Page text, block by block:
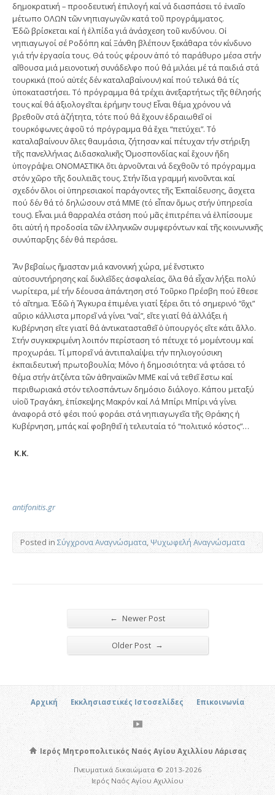
δημοκρατική – προοδευτική ἐπιλογή καί νά διασπάσει τό ἑνιαῖο
μέτωπο ΟΛΩΝ τῶν νηπιαγωγῶν κατά τοῦ προγράμματος.
Ἐδῶ βρίσκεται καί ἡ ἐλπίδα γιά ἀνάσχεση τοῦ κινδύνου. Οἱ
νηπιαγωγοί σέ Ροδόπη καί Ξάνθη βλέπουν ξεκάθαρα τόν κίνδυνο
γιά τήν ἐργασία τους. Θά τούς φέρουν ἀπό τό παράθυρο μέσα στήν
αἴθουσα μιά μειονοτική συνάδελφο πού θά μιλάει μέ τά παιδιά στά
τουρκικά (πού αὐτές δέν καταλαβαίνουν) καί πού τελικά θά τίς
ὑποκαταστήσει. Τό πρόγραμμα θά τρέχει ἀνεξαρτήτως τῆς θέλησής
τους καί θά ἀξιολογεῖται ἐρήμην τους! Εἶναι θέμα χρόνου νά
βρεθοῦν στά ἀζήτητα, τότε πού θά ἔχουν ἑδραιωθεῖ οἱ
τουρκόφωνες ἀφοῦ τό πρόγραμμα θά ἔχει “πετύχει”. Τό
καταλαβαίνουν ὅλες θαυμάσια, ζήτησαν καί πέτυχαν τήν στήριξη
τῆς πανελλήνιας Διδασκαλικῆς Ὁμοσπονδίας καί ἔχουν ἤδη
ὑπογράψει ΟΝΟΜΑΣΤΙΚΑ ὅτι ἀρνοῦνται νά δεχθοῦν τό πρόγραμμα
στόν χῶρο τῆς δουλειᾶς τους. Στήν ἴδια γραμμή κινοῦνται καί
σχεδόν ὅλοι οἱ ὑπηρεσιακοί παράγοντες τῆς Ἐκπαίδευσης, ἄσχετα
πού δέν θά τό δηλώσουν στά ΜΜΕ (τό εἶπαν ὅμως στήν ὑπηρεσία
τους). Εἶναι μιά θαρραλέα στάση πού μᾶς ἐπιτρέπει νά ἐλπίσουμε
ὅτι αὐτή ἡ προδοσία τῶν ἑλληνικῶν συμφερόντων καί τῆς κοινωνικῆς
συνύπαρξης δέν θά περάσει.
Ἄν βεβαίως ἤμασταν μιά κανονική χώρα, μέ ἔνστικτο
αὐτοσυντήρησης καί δικλεῖδες ἀσφαλείας, ὅλα θά εἶχαν λήξει πολύ
νωρίτερα, μέ τήν δέουσα ἀπάντηση στό Τοῦρκο Πρέσβη πού ἔθεσε
τό αἴτημα. Ἐδῶ ἡ Ἄγκυρα ἐπιμένει γιατί ξέρει ὅτι τό σημερινό “ὄχι”
αὔριο κάλλιστα μπορεῖ νά γίνει “ναί”, εἴτε γιατί θά ἀλλάξει ἡ
Κυβέρνηση εἴτε γιατί θά ἀντικατασταθεῖ ὁ ὑπουργός εἴτε κάτι ἄλλο.
Στήν συγκεκριμένη λοιπόν περίσταση τό πέτυχε τό μομέντουμ καί
προχωράει. Τί μπορεῖ νά ἀντιπαλαίψει τήν πηλιογούσικη
ἐκπαιδευτική πρωτοβουλία; Μόνο ἡ δημοσιότητα: νά φτάσει τό
θέμα στήν ἀτζέντα τῶν ἀθηναϊκῶν ΜΜΕ καί νά τεθεῖ ἔστω καί
περιθωριακά στόν τελοσπάντων δημόσιο διάλογο. Κάπου μεταξύ
υἱοῦ Τραγάκη, ἐπίσκεψης Μακρόν καί Λά Μπίρι Μπίρι νά γίνει
ἀναφορά στό φέσι πού φοράει στά νηπιαγωγεῖα τῆς Θράκης ἡ
Κυβέρνηση, μπάς καί φοβηθεῖ ἡ τελευταία τό “πολιτικό κόστος”…
Κ.Κ.
antifonitis.gr
Posted in Σύγχρονα Αναγνώσματα,Ψυχωφελή Αναγνώσματα
← Newer Post
Older Post →
Αρχική Εκκλησιαστικές Ιστοσελίδες Επικοινωνία
Ιερός Μητροπολιτικός Ναός Αγίου Αχιλλίου Λάρισας
Πνευματικά δικαιώματα © 2013-2026
Ιερός Ναός Αγίου Αχιλλίου